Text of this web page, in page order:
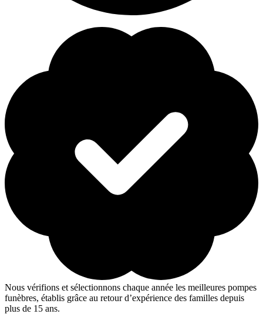
Nous vérifions et sélectionnons chaque année les meilleures pompes
funèbres, établis grâce au retour d’expérience des familles depuis
plus de 15 ans.